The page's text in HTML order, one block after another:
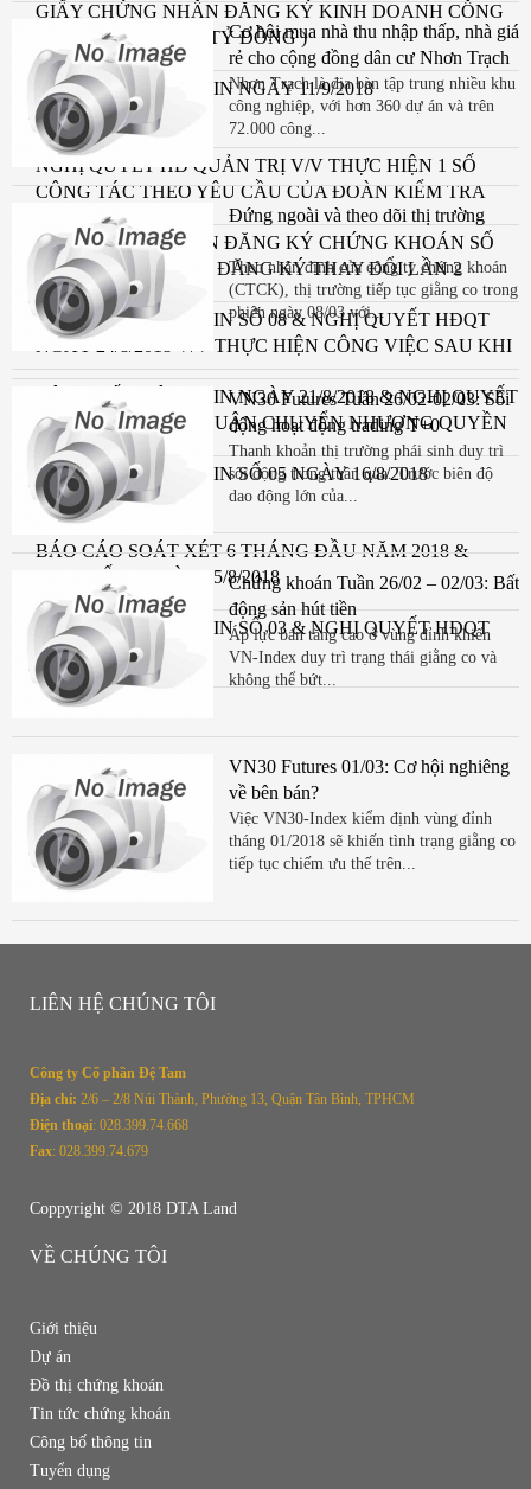
GIẤY CHỨNG NHẬN ĐĂNG KÝ KINH DOANH CÔNG
TY CP ĐỆ TAM (172 TỶ ĐỒNG )
CÔNG BỐ THÔNG TIN NGÀY 11/9/2018
NGHỊ QUYẾT HĐ QUẢN TRỊ V/V THỰC HIỆN 1 SỐ
CÔNG TÁC THEO YÊU CẦU CỦA ĐOÀN KIỂM TRA
UBCKNN & CBTT NGÀ
GIẤY CHỨNG NHẬN ĐĂNG KÝ CHỨNG KHOÁN SỐ
136 ( 172 TỶ ĐỒNG)- ĐĂNG KÝ THAY ĐỔI LẦN 2
NGÀY 05/9/2018)
CÔNG BỐ THÔNG TIN SỐ 08 & NGHỊ QUYẾT HĐQT
NGÀY 24/8/2018 V/V THỰC HIỆN CÔNG VIỆC SAU KHI
NHẬN ĐƯỢC
CÔNG BỐ THÔNG TIN NGÀY 21/8/2018 & NGHỊ QUYẾT
HĐQT V/V CHẤP THUẬN CHUYỂN NHƯỢNG QUYỀN
SDĐ TẠI VSIP
CÔNG BỐ THÔNG TIN SỐ 05 NGÀY 16/8/2018
BÁO CÁO SOÁT XÉT 6 THÁNG ĐẦU NĂM 2018 &
CBTT SỐ 04 NGÀY 15/8/2018
CÔNG BỐ THÔNG TIN SỐ 03 & NGHỊ QUYẾT HĐQT
NGÀY 15/8/2018
Cơ hội mua nhà thu nhập thấp, nhà giá
rẻ cho cộng đồng dân cư Nhơn Trạch
Nhơn Trạch là địa bàn tập trung nhiều khu
công nghiệp, với hơn 360 dự án và trên
72.000 công...
Đứng ngoài và theo dõi thị trường
Theo nhận định của công ty chứng khoán
(CTCK), thị trường tiếp tục giằng co trong
phiên ngày 08/03 với...
VN30 Futures Tuần 26/02-02/03: Sôi
động hoạt động trading T+0
Thanh khoản thị trường phái sinh duy trì
sôi động trong tuần qua. Trước biên độ
dao động lớn của...
Chứng khoán Tuần 26/02 – 02/03: Bất
động sản hút tiền
Áp lực bán tăng cao ở vùng đỉnh khiến
VN-Index duy trì trạng thái giằng co và
không thể bứt...
VN30 Futures 01/03: Cơ hội nghiêng
về bên bán?
Việc VN30-Index kiểm định vùng đỉnh
tháng 01/2018 sẽ khiến tình trạng giằng co
tiếp tục chiếm ưu thế trên...
LIÊN HỆ CHÚNG TÔI
Công ty Cổ phần Đệ Tam
Địa chỉ: 2/6 – 2/8 Núi Thành, Phường 13, Quận Tân Bình, TPHCM
Điện thoại: 028.399.74.668
Fax: 028.399.74.679
Coppyright © 2018 DTA Land
VỀ CHÚNG TÔI
Giới thiệu
Dự án
Đồ thị chứng khoán
Tin tức chứng khoán
Công bố thông tin
Tuyển dụng